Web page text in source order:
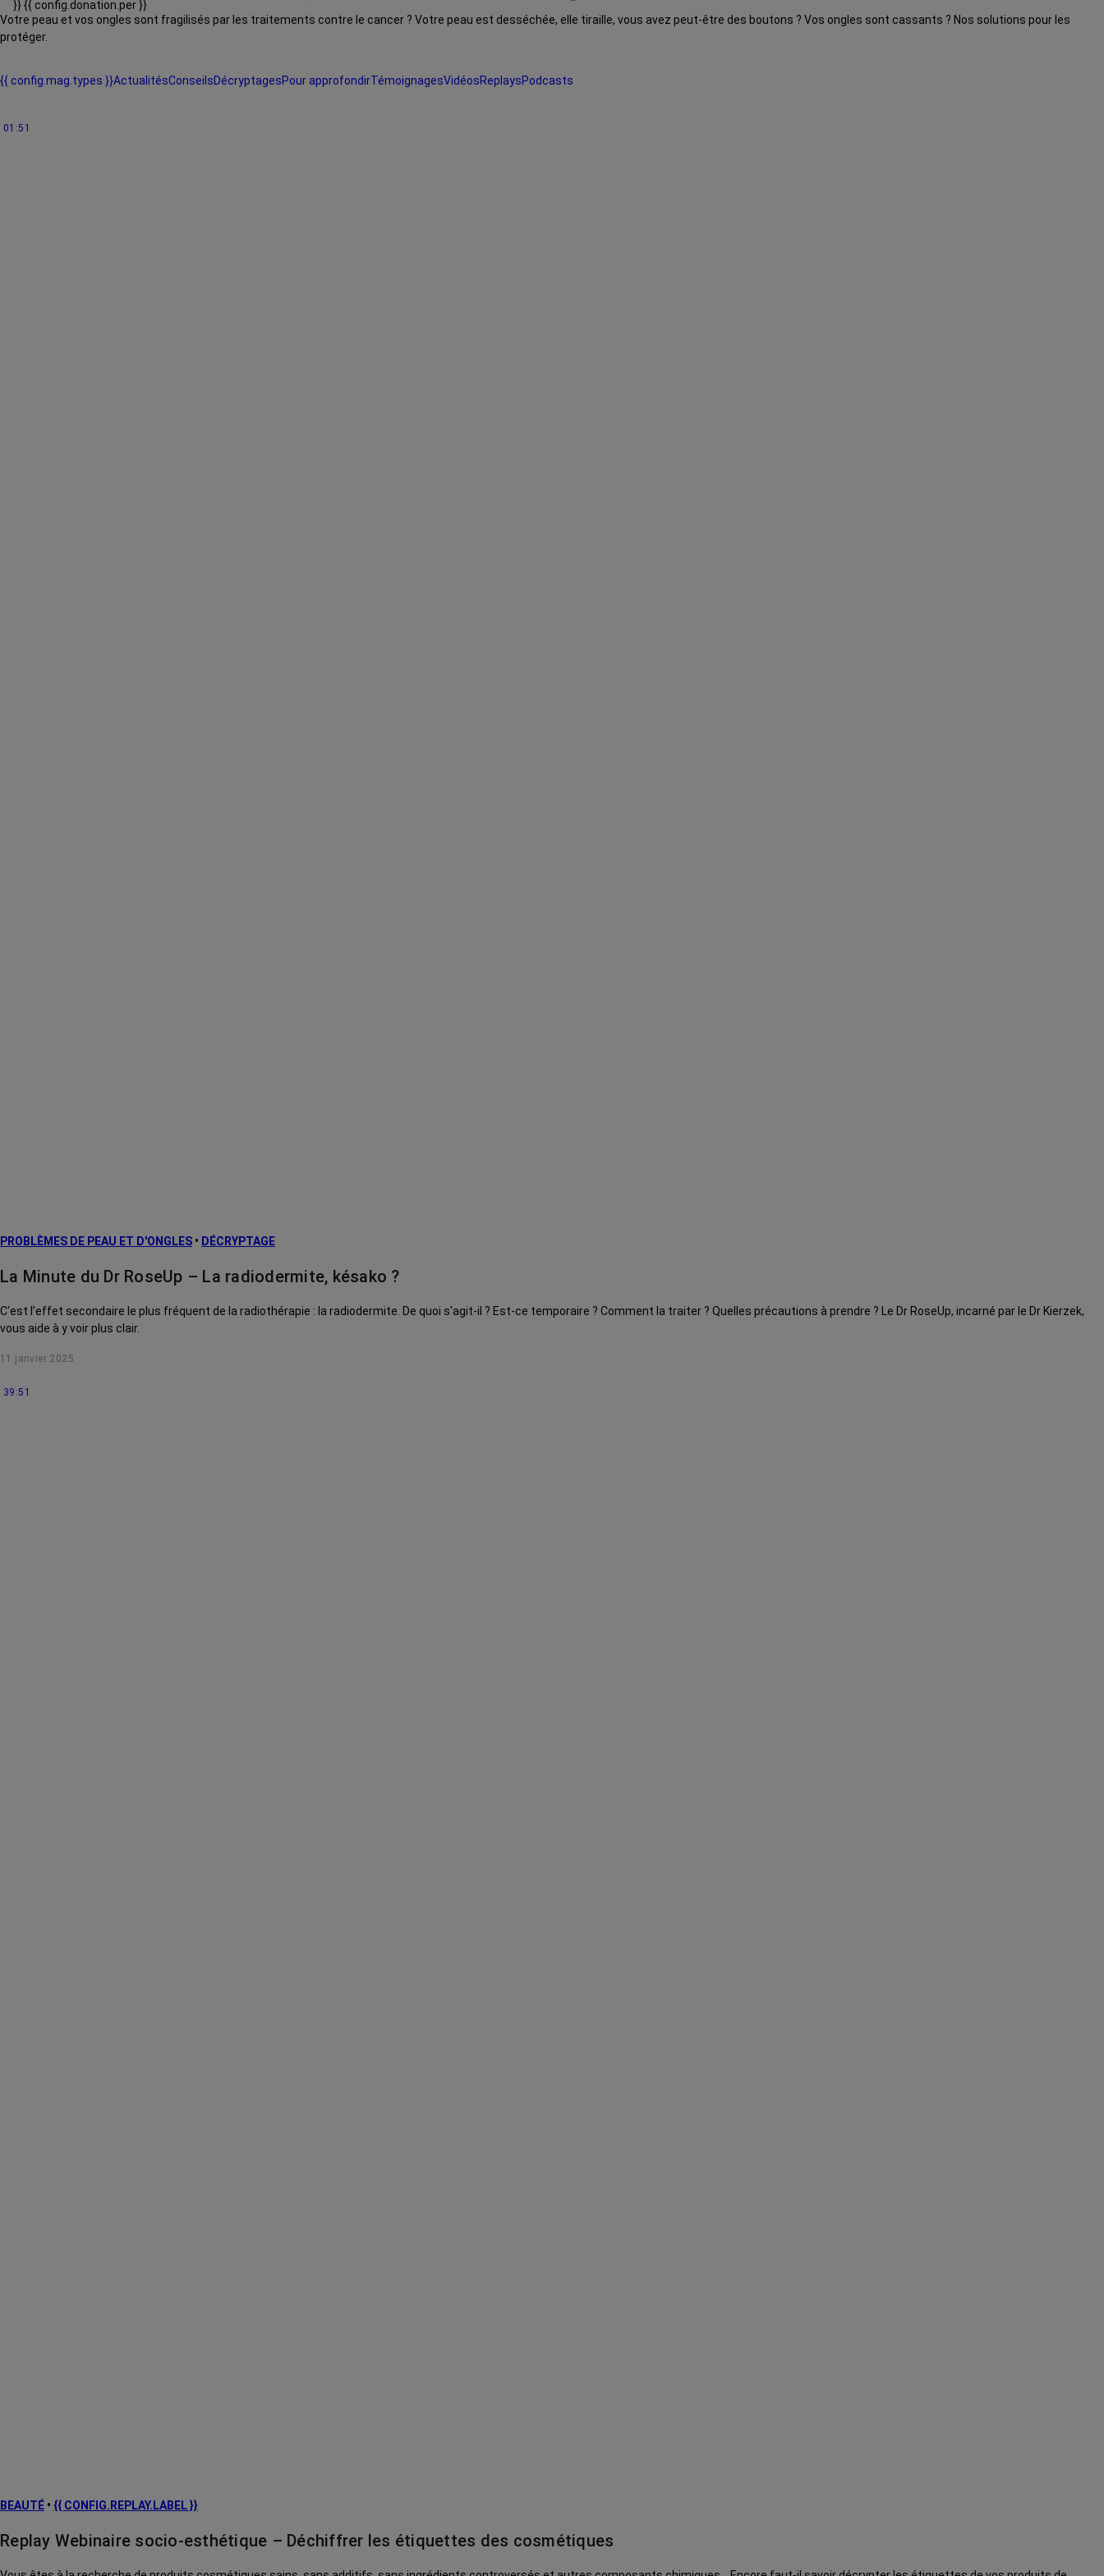
}}{{ config.donation.per }}
Votre peau et vos ongles sont fragilisés par les traitements contre le cancer ? Votre peau est desséchée, elle tiraille, vous avez peut-être des boutons ? Vos ongles sont cassants ? Nos solutions pour les
protéger.
{{ config.mag.types }}ActualitésConseilsDécryptagesPour approfondirTémoignagesVidéosReplaysPodcasts
01:51
PROBLÈMES DE PEAU ET D'ONGLES • DÉCRYPTAGE
La Minute du Dr RoseUp – La radiodermite, késako ?
C'est l’effet secondaire le plus fréquent de la radiothérapie : la radiodermite. De quoi s'agit-il ? Est-ce temporaire ? Comment la traiter ? Quelles précautions à prendre ? Le Dr RoseUp, incarné par le Dr Kierzek,
vous aide à y voir plus clair.
11 janvier 2025
39:51
BEAUTÉ • {{ CONFIG.REPLAY.LABEL }}
Replay Webinaire socio-esthétique – Déchiffrer les étiquettes des cosmétiques